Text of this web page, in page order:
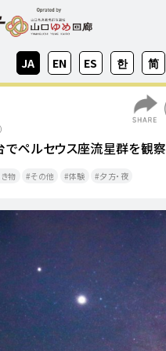
ZH-
CN
EN
JA KO
ES
でペルセウス座流星群を観
物 その他 体験 夕方・夜​